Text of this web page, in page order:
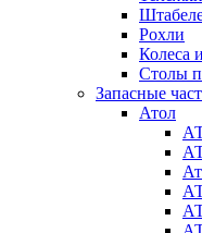
Рохли
Колеса
Столы
Запасные
Атол